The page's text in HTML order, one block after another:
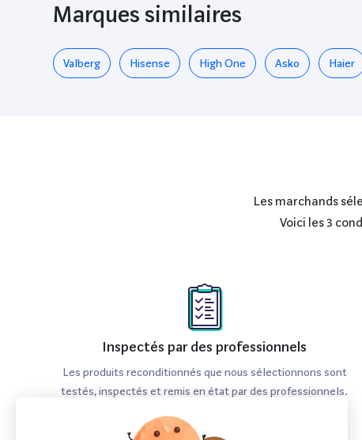
Marques similaires
Valberg Hisense High One Asko Haier
Les marchands
Voici les 3
Inspectés par des professionnels
Les produits reconditionnés que nous sélectionnons sont
testés, inspectés et remis en état par des professionnels.